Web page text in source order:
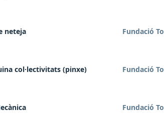
neteja Fundació
col·lectivitats (pinxe) Fundació
Fundació